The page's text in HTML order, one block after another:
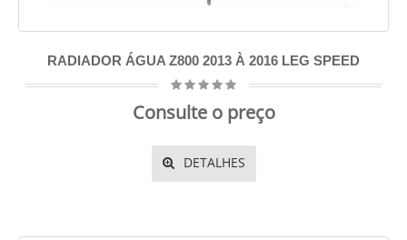
RADIADOR ÁGUA Z800 2013 À 2016 LEG SPEED
Consulte o preço
DETALHES